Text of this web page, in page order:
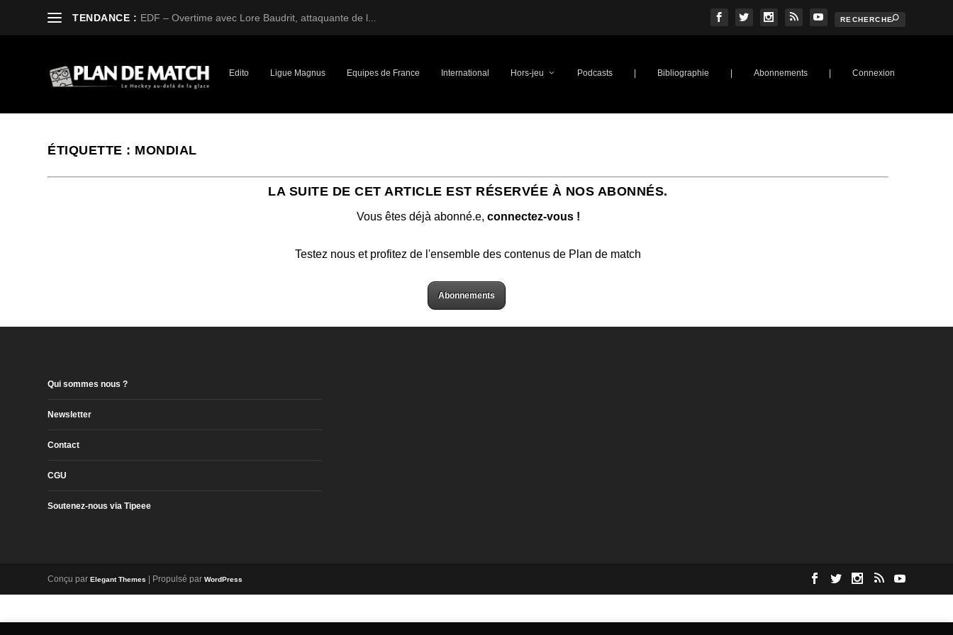
TENDANCE : EDF – Overtime avec Lore Baudrit, attaquante de l...
Edito Ligue Magnus Equipes de France International Hors-jeu Podcasts Bibliographie Abonnements Connexion
ÉTIQUETTE : MONDIAL
LA SUITE DE CET ARTICLE EST RÉSERVÉE À NOS ABONNÉS.
Vous êtes déjà abonné.e, connectez-vous !
Testez nous et profitez de l'ensemble des contenus de Plan de match
Abonnements
Qui sommes nous ?
Newsletter
Contact
CGU
Soutenez-nous via Tipeee
Conçu parElegant Themes | Propulsé parWordPress